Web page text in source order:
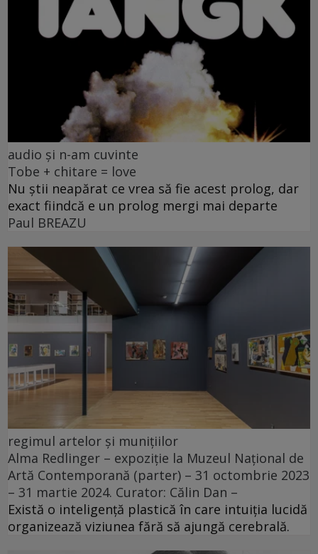
audio și n-am cuvinte
Tobe + chitare = love
Nu știi neapărat ce vrea să fie acest prolog, dar
exact fiindcă e un prolog mergi mai departe
Paul BREAZU
regimul artelor și munițiilor
Alma Redlinger – expoziție la Muzeul Național de
Artă Contemporană (parter) – 31 octombrie 2023
– 31 martie 2024. Curator: Călin Dan –
Există o inteligență plastică în care intuiția lucidă
organizează viziunea fără să ajungă cerebrală.